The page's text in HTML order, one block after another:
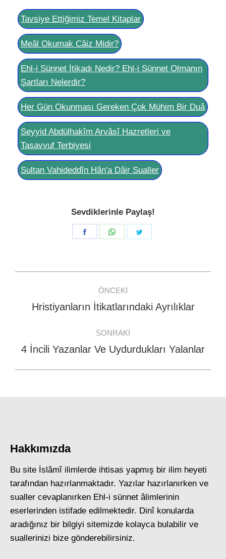
Tavsiye Ettiğimiz Temel Kitaplar
Meâl Okumak Câiz Midir?
Ehl-i Sünnet İtikadı Nedir? Ehl-i Sünnet Olmanın
Şartları Nelerdir?
Her Gün Okunması Gereken Çok Mühim Bir Duâ
Seyyid Abdülhakîm Arvâsî Hazretleri ve
Tasavvuf Terbiyesi
Sultan Vahideddîn Hân'a Dâir Sualler
Sevdiklerinle Paylaş!
Share
Share
navigation
ÖNCEKI
Previous
Hristiyanların İtikatlarındaki Ayrılıklar
SONRAKI
Next
4 İncili Yazanlar Ve Uydurdukları Yalanlar
Hakkımızda
Bu site İslâmî ilimlerde ihtisas yapmış bir ilim heyeti
tarafından hazırlanmaktadır. Yazılar hazırlanırken ve
sualler cevaplanırken Ehl-i sünnet âlimlerinin
eserlerinden istifade edilmektedir. Dinî konularda
aradığınız bir bilgiyi sitemizde kolayca bulabilir ve
suallerinizi bize gönderebilirsiniz.